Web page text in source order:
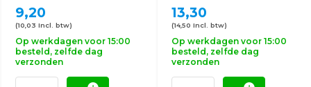
9,20
(10,03 Incl. btw)
Op werkdagen voor 15:00
besteld, zelfde dag
verzonden
13,30
(14,50 Incl. btw)
Op werkdagen voor 15:00
besteld, zelfde dag
verzonden